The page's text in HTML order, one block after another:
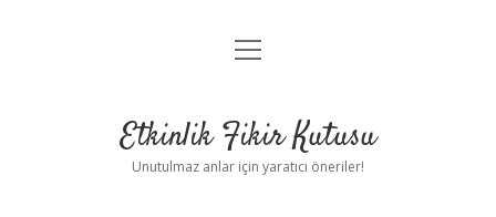
Anasayfa
Yasal Uyarı
menüyü
Etkinlik Fikir Kutusu
Unutulmaz anlar için yaratıcı öneriler!